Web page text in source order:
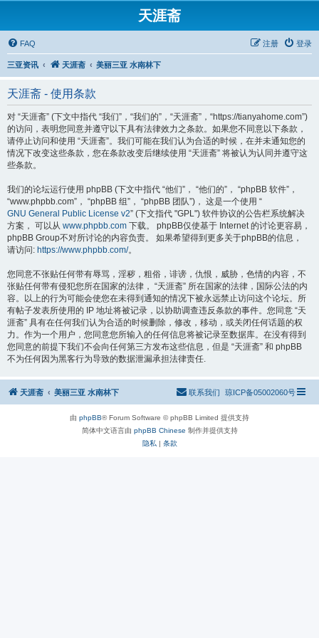
天涯斋
FAQ 登录
注册
三亚资讯 天涯斋 美丽三亚 水南林下
天涯斋 - 使用条款
对 “天涯斋” (下文中指代 “我们”，“我们的”，“天涯斋”，“https://tianyahome.com”)
的访问，表明您同意并遵守以下具有法律效力之条款。如果您不同意以下条款，
请停止访问和使用 “天涯斋”。我们可能在我们认为合适的时候，在并未通知您的
情况下改变这些条款，您在条款改变后继续使用 “天涯斋” 将被认为认同并遵守这
些条款。
我们的论坛运行使用 phpBB (下文中指代 “他们”， “他们的”， “phpBB 软件”，
“www.phpbb.com”， “phpBB 组”， “phpBB 团队”)， 这是一个使用 “
GNU General Public License v2” (下文指代 "GPL") 软件协议的公告栏系统解决
方案， 可以从 www.phpbb.com 下载。 phpBB仅使基于 Internet 的讨论更容易，
phpBB Group不对所讨论的内容负责。 如果希望得到更多关于phpBB的信息，
请访问: https://www.phpbb.com/。
您同意不张贴任何带有辱骂，淫秽，粗俗，诽谤，仇恨，威胁，色情的内容，不
张贴任何带有侵犯您所在国家的法律， “天涯斋” 所在国家的法律，国际公法的内
容。以上的行为可能会使您在未得到通知的情况下被永远禁止访问这个论坛。所
有帖子发表所使用的 IP 地址将被记录，以协助调查违反条款的事件。您同意 “天
涯斋” 具有在任何我们认为合适的时候删除，修改，移动，或关闭任何话题的权
力。作为一个用户，您同意您所输入的任何信息将被记录至数据库。在没有得到
您同意的前提下我们不会向任何第三方发布这些信息，但是 “天涯斋” 和 phpBB
不为任何因为黑客行为导致的数据泄漏承担法律责任.
天涯斋 美丽三亚 水南林下 琼ICP备05002060号
联系我们
由 phpBB® Forum Software © phpBB Limited 提供支持
简体中文语言由 phpBB Chinese 制作并提供支持
隐私 | 条款